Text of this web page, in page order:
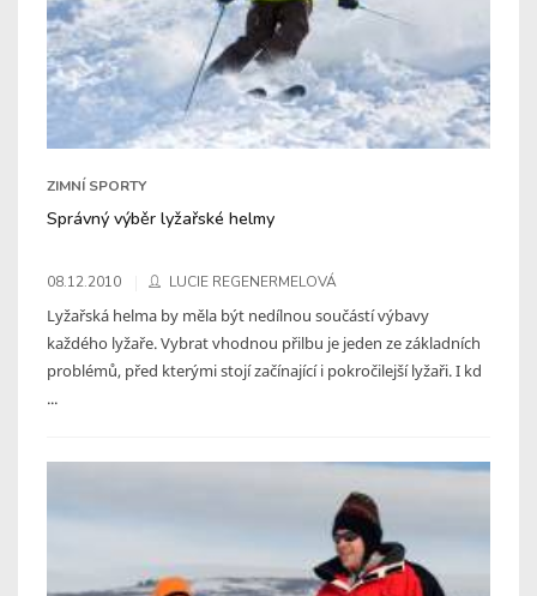
ZIMNÍ SPORTY
Správný výběr lyžařské helmy
08.12.2010 LUCIE REGENERMELOVÁ
Lyžařská helma by měla být nedílnou součástí výbavy
každého lyžaře. Vybrat vhodnou přilbu je jeden ze základních
problémů, před kterými stojí začínající i pokročilejší lyžaři. I kd
...